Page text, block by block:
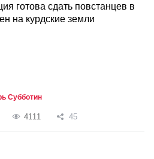
готова сдать повстанцев в
на курдские земли
Субботин
4111 45